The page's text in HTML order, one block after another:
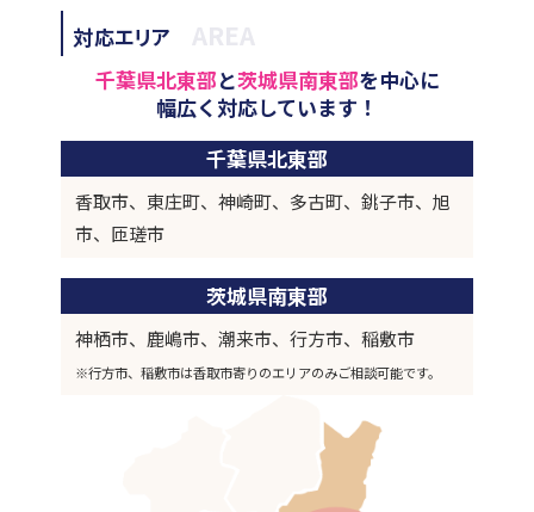
対応エリア
千葉県北東部と茨城県南東部を中心に
幅広く対応しています！
千葉県北東部
香取市、東庄町、神崎町、多古町、銚子市、旭
市、匝瑳市
茨城県南東部
神栖市、鹿嶋市、潮来市、行方市、稲敷市
※行方市、稲敷市は香取市寄りのエリアのみご相談可能です。